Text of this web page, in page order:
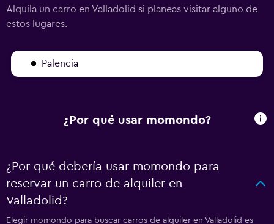
Alquila un carro en Valladolid si planeas visitar alguno de
estos lugares.
Palencia
¿Por qué usar momondo?
¿Por qué debería usar momondo para
reservar un carro de alquiler en
Valladolid?
Elegir momondo para buscar carros de alquiler en Valladolid es